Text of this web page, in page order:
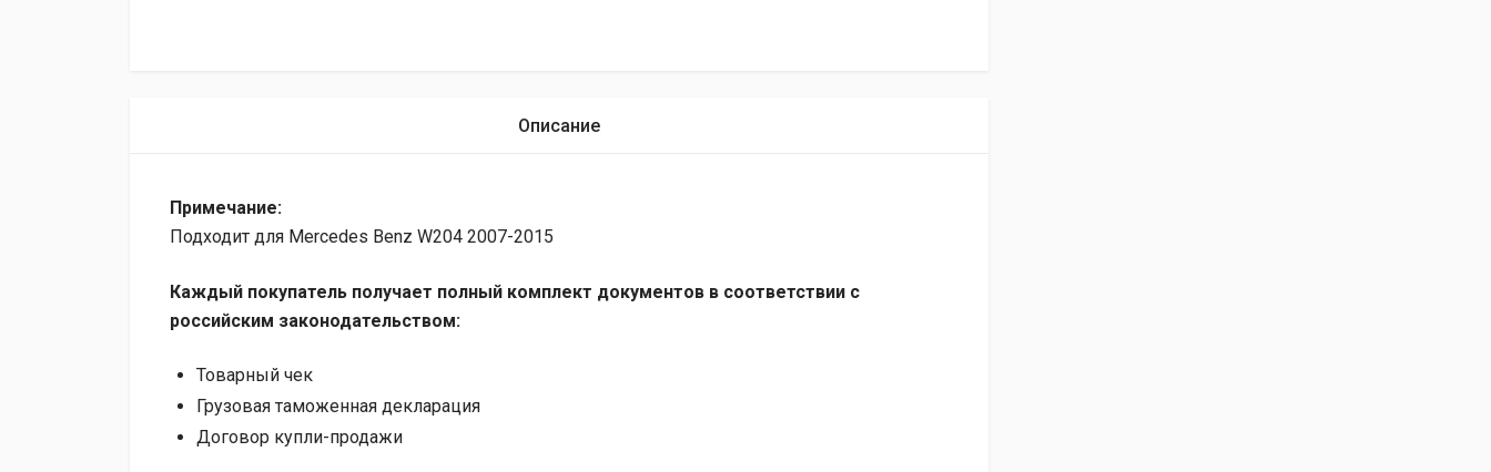
Описание
Примечание:
Подходит для Mercedes Benz W204 2007-2015
Каждый покупатель получает полный комплект документов в соответствии с
российским законодательством:
Товарный чек
Грузовая таможенная декларация
Договор купли-продажи